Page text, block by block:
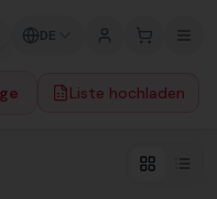
DE
Liste hochladen